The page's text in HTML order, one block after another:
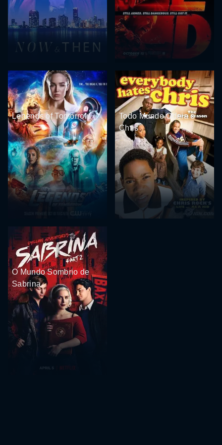
Legends of Tomorrow
Todo Mundo Odeia o
Chris
O Mundo Sombrio de
Sabrina